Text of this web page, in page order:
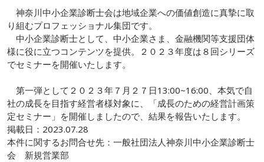
神奈川中小企業診断士会は地域企業への価値創造に真摯に取
り組むプロフェッショナル集団です。
中小企業診断士として、中小企業さま、金融機関等支援団体
様に役に立つコンテンツを提供。２０２３年度は８回シリーズ
でセミナーを開催いたします。
第一弾として２０２３年７月２７日13:00~16:00、本気で自
社の成長を目指す経営者様対象に、「成長のための経営計画策
定セミナー」を開催しましたので、結果を報告いたします。
掲載日： 2023.07.28
本件に関するお問合せ先：一般社団法人神奈川中小企業診断士
会 新規営業部